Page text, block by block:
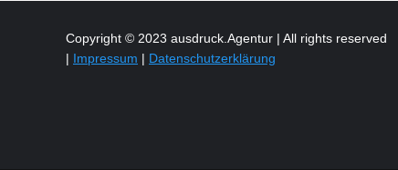
Copyright © 2023 ausdruck.Agentur | All rights reserved
| Impressum | Datenschutzerklärung